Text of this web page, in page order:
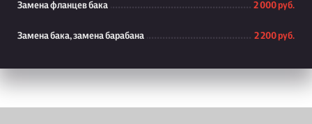
Замена фланцев бака 2 000 руб.
Замена бака, замена барабана 2 200 руб.